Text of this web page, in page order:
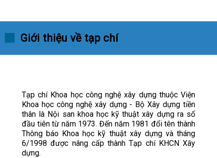
Giới thiệu về tạp chí
Tạp chí Khoa học công nghệ xây dựng thuộc Viện
Khoa học công nghệ xây dựng - Bộ Xây dựng tiền
thân là Nội san khoa học kỹ thuật xây dựng ra số
đầu tiên từ năm 1973. Đến năm 1981 đổi tên thành
Thông báo Khoa học kỹ thuật xây dựng và tháng
6/1998 được nâng cấp thành Tạp chí KHCN Xây
dựng.